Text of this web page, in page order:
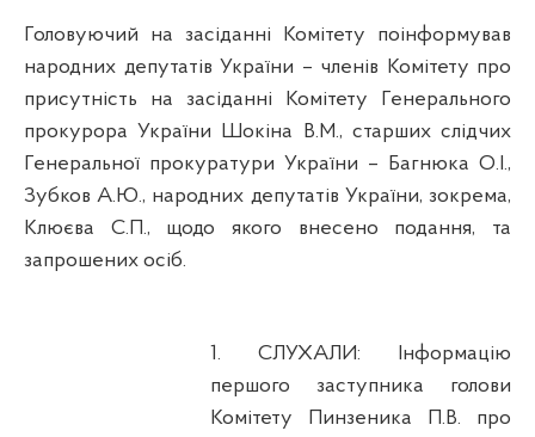
Головуючий на засіданні Комітету поінформував
народних депутатів України – членів Комітету про
присутність на засіданні Комітету Генерального
прокурора України
Шокіна В.М., старших слідчих
Генеральної прокуратури України – Багнюка О.І.,
Зубков А.Ю., народних депутатів України, зокрема,
Клюєва С.П., щодо якого внесено подання, та
запрошених осіб.
1. СЛУХАЛИ: Інформацію
першого заступника голови
Комітету Пинзеника П.В. про